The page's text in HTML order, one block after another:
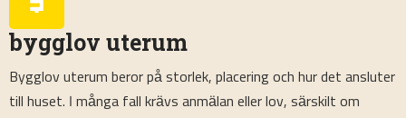
bygglov uterum
Bygglov uterum beror på storlek, placering och hur det ansluter
till huset. I många fall krävs anmälan eller lov, särskilt om